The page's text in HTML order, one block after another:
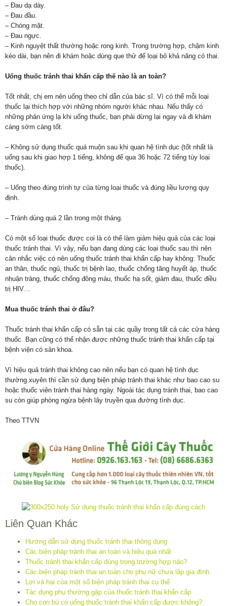
– Đau dạ dày.
– Đau đầu.
– Chóng mặt.
– Đau ngực.
– Kinh nguyệt thất thường hoặc rong kinh. Trong trường hợp, chậm kinh
kéo dài, bạn nên đi khám hoặc dùng que thử để loại bỏ khả năng có thai.
Uống thuốc tránh thai khẩn cấp thế nào là an toàn?
Tốt nhất, chị em nên uống theo chỉ dẫn của bác sĩ. Vì có thể mỗi loại
thuốc lại thích hợp với những nhóm người khác nhau. Nếu thấy có
những phản ứng lạ khi uống thuốc, bạn phải dừng lại ngay và đi khám
càng sớm càng tốt.
– Không sử dụng thuốc quá muộn sau khi quan hệ tình dục (tốt nhất là
uống sau khi giao hợp 1 tiếng, không để qua 36 hoặc 72 tiếng tùy loại
thuốc).
– Uống theo đúng trình tự của từng loại thuốc và đúng liều lượng quy
định.
– Tránh dùng quá 2 lần trong một tháng.
Có một số loại thuốc được coi là có thể làm giảm hiệu quả của các loại
thuốc tránh thai. Vì vậy, nếu bạn đang dùng các loại thuốc sau thì nên
cân nhắc việc có nên uống thuốc tránh thai khẩn cấp hay không: Thuốc
an thân, thuốc ngủ, thuốc trị bệnh lao, thuốc chống tăng huyết áp, thuốc
nhuận tràng, thuốc chống đông máu, thuốc hạ sốt, giảm đau, thuốc điều
trị HIV…
Mua thuốc tránh thai ở đâu?
Thuốc tránh thai khẩn cấp có sẵn tại các quầy trong tất cả các cửa hàng
thuốc. Bạn cũng có thể nhận được những thuốc tránh thai khẩn cấp tại
bệnh viện có sản khoa.
Vì hiệu quả tránh thai không cao nên nếu bạn có quan hệ tình dục
thường xuyên thì cần sử dụng biện pháp tránh thai khác như bao cao su
hoặc thuốc viên tránh thai hàng ngày. Ngoài tác dụng tránh thai, bao cao
su còn giúp phòng ngừa bệnh lây truyền qua đường tình dục.
Theo TTVN
Liên Quan Khác
Hướng dẫn sử dụng thuốc tránh thai thông dụng
Các biện pháp tránh thai an toàn và hiệu quả nhất
Thuốc tránh thai khẩn cấp dùng trong trường hợp nào?
Các biện pháp tránh thai an toàn cho phụ nữ chưa lập gia đình
Lợi và hại của một số biện pháp tránh thai cụ thể
Tác dụng phụ thường gặp của thuốc tránh thai khẩn cấp
Cho con bú có uống thuốc tránh thai khẩn cấp được không?